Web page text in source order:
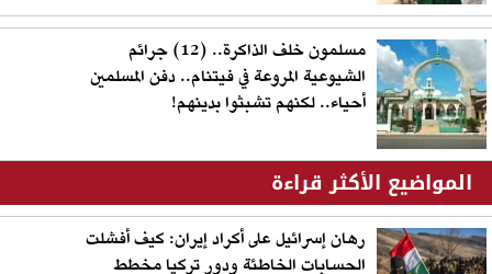
مسلمون خلف الذاكرة.. (12) جرائم
الشيوعية المروعة في فيتنام.. دفن المسلمين
أحياء.. لكنهم تشبثوا بدينهم!
المواضيع الأكثر قراءة
رهان إسرائيل على أكراد إيران: كيف أفشلت
الحسابات الخاطئة ودور تركيا مخطط